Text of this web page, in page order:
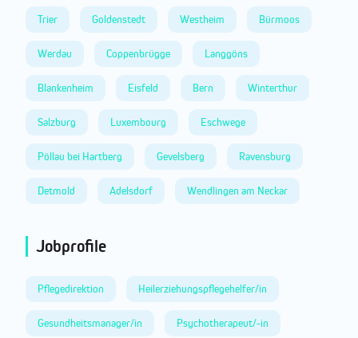
Trier Goldenstedt Westheim Bürmoos
Werdau Coppenbrügge Langgöns
Blankenheim Eisfeld Bern Winterthur
Salzburg Luxembourg Eschwege
Pöllau bei Hartberg Gevelsberg Ravensburg
Detmold Adelsdorf Wendlingen am Neckar
Jobprofile
Pflegedirektion Heilerziehungspflegehelfer/in
Gesundheitsmanager/in Psychotherapeut/-in